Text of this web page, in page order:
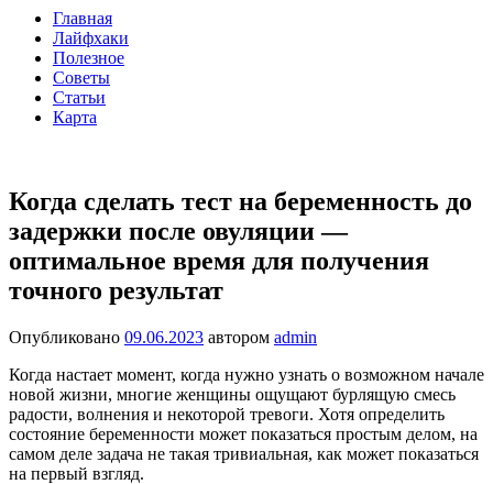
Главная
Лайфхаки
Полезное
Советы
Статьи
Карта
Когда сделать тест на беременность до
задержки после овуляции —
оптимальное время для получения
точного результат
Опубликовано 09.06.2023 автором admin
Когда настает момент, когда нужно узнать о возможном начале
новой жизни, многие женщины ощущают бурлящую смесь
радости, волнения и некоторой тревоги. Хотя определить
состояние беременности может показаться простым делом, на
самом деле задача не такая тривиальная, как может показаться
на первый взгляд.